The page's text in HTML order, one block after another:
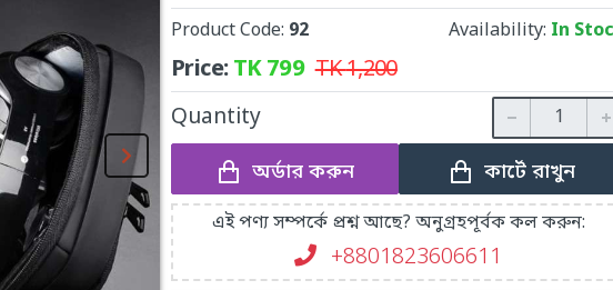
Product Code: 92 Availability: In
Price:TK799 TK1,200
Quantity
অর্ডার করুন কার্টে রাখুন
এই পণ্য সম্পর্কে প্রশ্ন আছে? অনুগ্রহপূর্বক কল করুন:
+8801823606611